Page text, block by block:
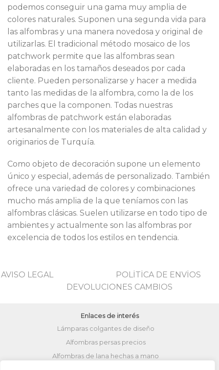
podemos conseguir una gama muy amplia de
colores naturales. Suponen una segunda vida para
las alfombras y una manera novedosa y original de
utilizarlas. El tradicional método mosaico de los
patchwork permite que las alfombras sean
elaboradas en los tamaños deseados por cada
cliente. Pueden personalizarse y hacer a medida
tanto las medidas de la alfombra, como la de los
parches que la componen. Todas nuestras
alfombras de patchwork están elaboradas
artesanalmente con los materiales de alta calidad y
originarios de Turquía.
Como objeto de decoración supone un elemento
único y especial, además de personalizado. También
ofrece una variedad de colores y combinaciones
mucho más amplia de la que teníamos con las
alfombras clásicas. Suelen utilizarse en todo tipo de
ambientes y actualmente son las alfombras por
excelencia de todos los estilos en tendencia.
AVISO LEGAL
POLİTİCA DE ENVİOS
DEVOLUCIONES CAMBIOS
Enlaces de interés
Lámparas colgantes de diseño
Alfombras persas precios
Alfombras de lana hechas a mano